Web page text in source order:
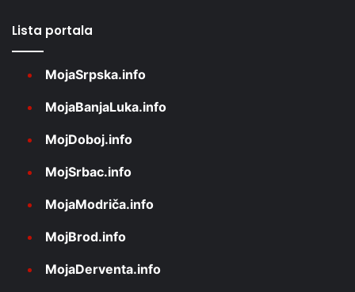
Lista portala
MojaSrpska.info
MojaBanjaLuka.info
MojDoboj.info
MojSrbac.info
MojaModriča.info
MojBrod.info
MojaDerventa.info